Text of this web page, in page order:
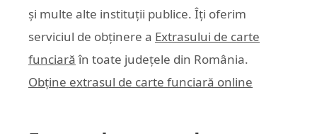
și multe alte instituții publice. Îți oferim
serviciul de obținere a Extrasului de carte
funciară în toate județele din România.
Obține extrasul de carte funciară online